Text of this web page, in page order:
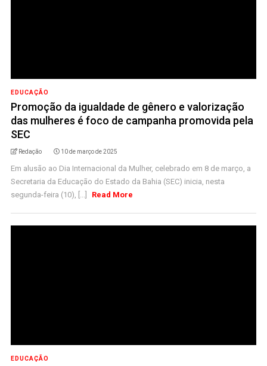
EDUCAÇÃO
Promoção da igualdade de gênero e valorização
das mulheres é foco de campanha promovida pela
SEC
Redação 10 de março de 2025
Em alusão ao Dia Internacional da Mulher, celebrado em 8 de março, a
Secretaria da Educação do Estado da Bahia (SEC) inicia, nesta
segunda-feira (10), [...]
Read More
EDUCAÇÃO